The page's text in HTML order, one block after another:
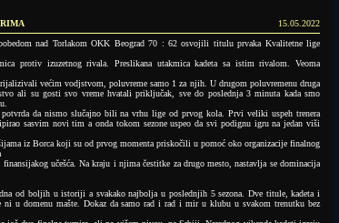
15.05.2022
nad Torlakom OKK Beograd 70 : 62 osvojili titulu prvaka Kvalitetne lige
protiv izuzetnog rivala. Preslikana utakmica kadeta sa istim rivalom. Veoma
većim vodjstvom, poluvreme samo 1 za njih. U drugom poluvremenu druga
ali su gosti svo vreme hvatali priključak, sve do poslednja 3 minuta kada smo
da nismo slučajno bili na vrhu lige od prvog kola. Prvi veliki uspeh trenera
sasvim novi tim a onda tokom sezone uspeo da svi podignu igru na jedan viši
iz Borca koji su od prvog momenta priskočili u pomoć oko organizacije finalnog
učešća. Na kraju i njima čestitke za drugo mesto, nastavlja se dominacija
od boljih u istoriji a svakako najbolja u poslednjih 5 sezona. Dve titule, kadeta i
ni u domenu mašte. Dokaz da samo rad i rad i mir u klubu u svakom trenutku bez